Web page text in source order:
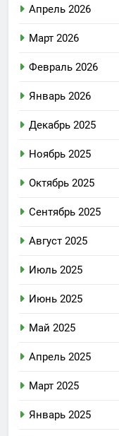
Апрель 2026
Март 2026
Февраль 2026
Январь 2026
Декабрь 2025
Ноябрь 2025
Октябрь 2025
Сентябрь 2025
Август 2025
Июль 2025
Июнь 2025
Май 2025
Апрель 2025
Март 2025
Январь 2025